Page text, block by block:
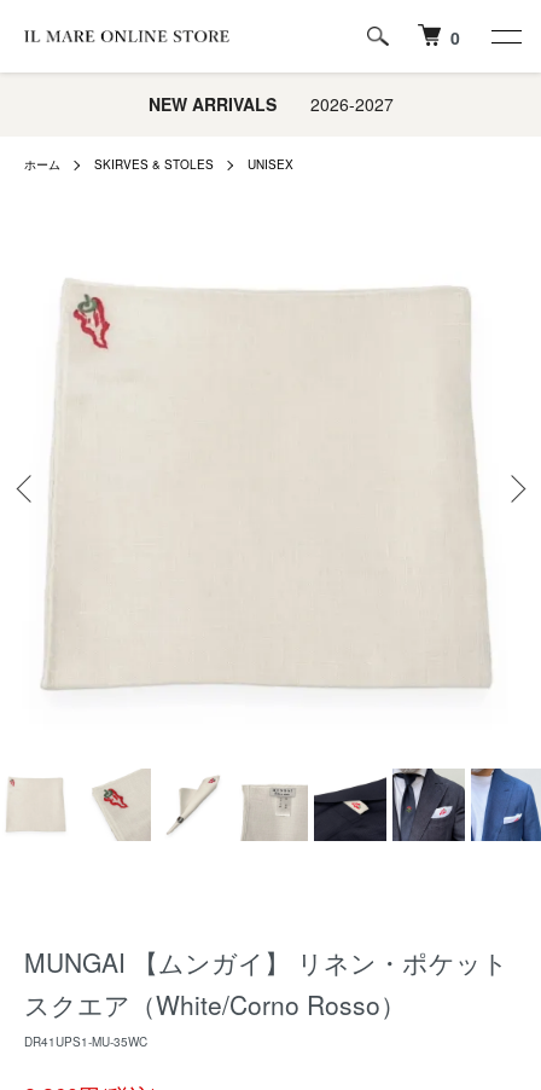
0
NEW ARRIVALS2026-2027
ホーム SKIRVES & STOLES UNISEX
MUNGAI 【ムンガイ】 リネン・ポケット
スクエア（White/Corno Rosso）
DR41UPS1-MU-35WC